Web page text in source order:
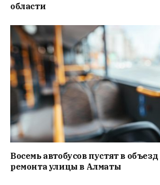
области
Восемь автобусов пустят в объезд
ремонта улицы в Алматы